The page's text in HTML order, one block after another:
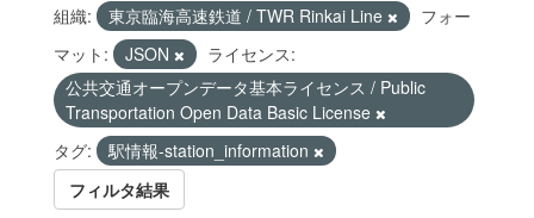
組織: 東京臨海高速鉄道 / TWR Rinkai Line
フォー
マット:
JSON
ライセンス:
公共交通オープンデータ基本ライセンス / Public
Transportation Open Data Basic License
タグ:
駅情報-station_information
フィルタ結果